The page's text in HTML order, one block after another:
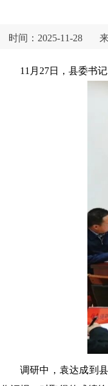
时间：2025-11-28
11月27日，县委书
调研中，袁达成到